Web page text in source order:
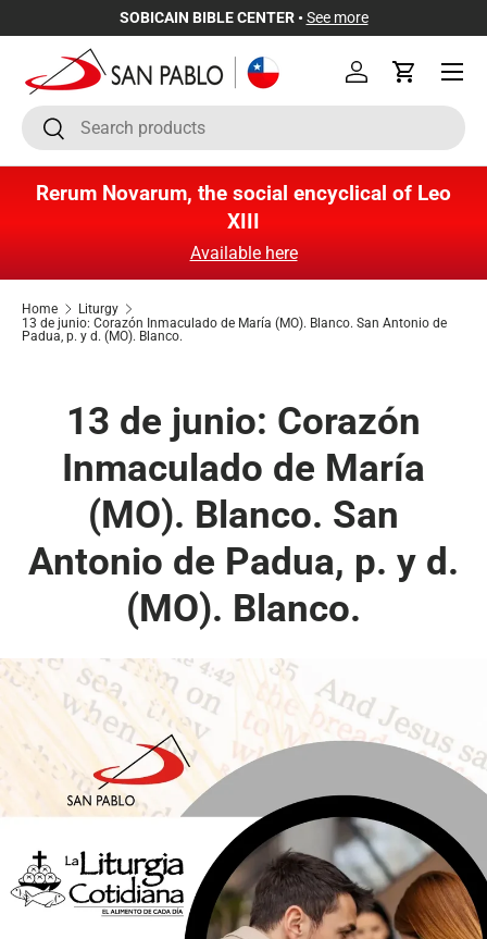
Skip to content
SOBICAIN BIBLE CENTER • See more
SearchSearch
Log inCart
Menu
Rerum Novarum, the social encyclical of Leo
XIII
Available here
Home
Liturgy
13 de junio: Corazón Inmaculado de María (MO). Blanco. San Antonio de
Padua, p. y d. (MO). Blanco.
13 de junio: Corazón
Inmaculado de María
(MO). Blanco. San
Antonio de Padua, p. y d.
(MO). Blanco.